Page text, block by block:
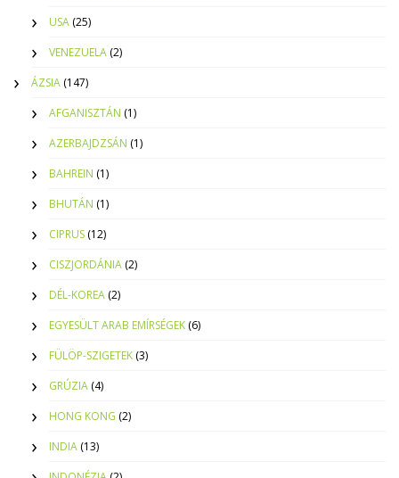
USA (25)
VENEZUELA (2)
ÁZSIA (147)
AFGANISZTÁN (1)
AZERBAJDZSÁN (1)
BAHREIN (1)
BHUTÁN (1)
CIPRUS (12)
CISZJORDÁNIA (2)
DÉL-KOREA (2)
EGYESÜLT ARAB EMÍRSÉGEK (6)
FÜLÖP-SZIGETEK (3)
GRÚZIA (4)
HONG KONG (2)
INDIA (13)